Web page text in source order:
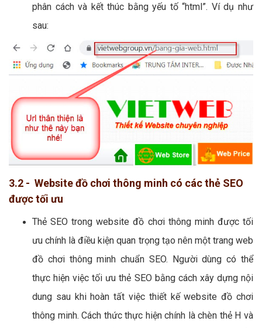
phân cách và kết thúc bằng yếu tố “html”. Ví dụ như
sau:
3.2 - Website đồ chơi thông minh có các thẻ SEO
được tối ưu
Thẻ SEO trong website đồ chơi thông minh được tối
ưu chính là điều kiện quan trọng tạo nên một trang web
đồ chơi thông minh chuẩn SEO. Người dùng có thể
thực hiện việc tối ưu thẻ SEO bằng cách xây dựng nội
dung sau khi hoàn tất việc thiết kế website đồ chơi
thông minh. Cách thức thực hiện chính là chèn thẻ H và